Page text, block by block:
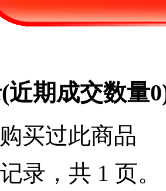
(近期成交数量0
买过此商品
录，共 1 页。